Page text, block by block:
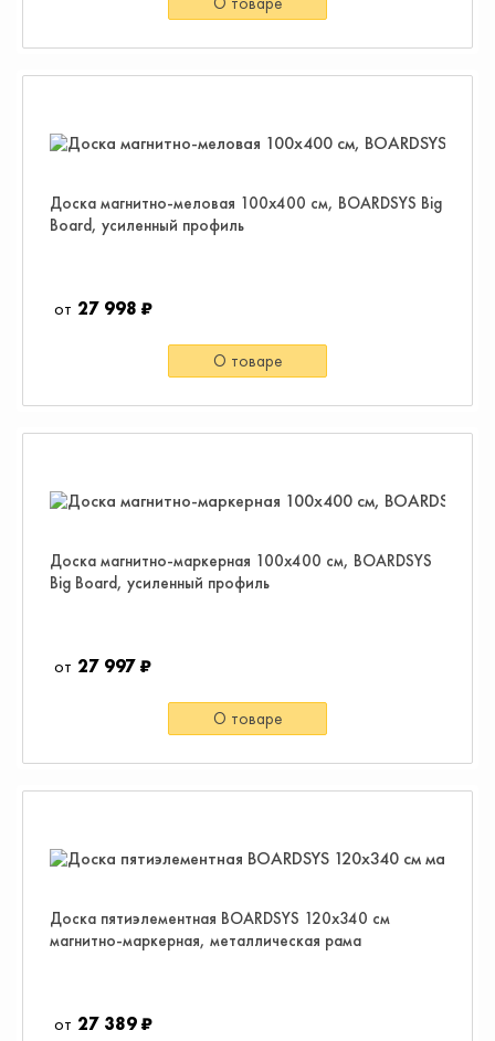
Доска магнитно-меловая 100х400 см, BOARDSYS Big
Board, усиленный профиль
27 998 ₽
О товаре
Доска магнитно-маркерная 100х400 см, BOARDSYS
Big Board, усиленный профиль
27 997 ₽
О товаре
Доска пятиэлементная BOARDSYS 120х340 см
магнитно-маркерная, металлическая рама
27 389 ₽